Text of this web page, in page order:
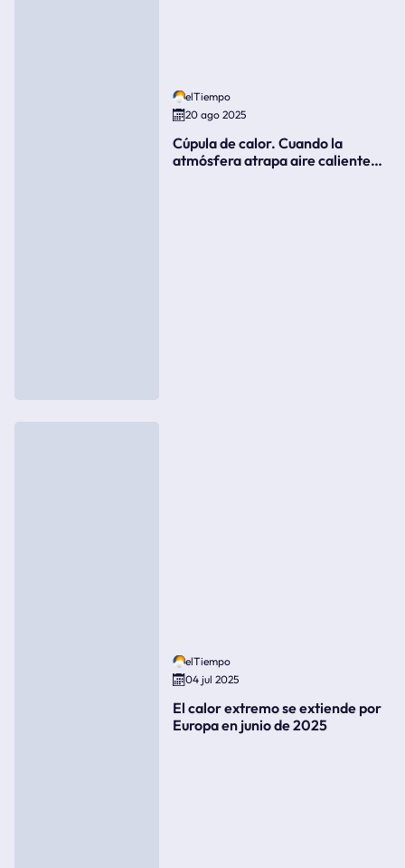
elTiempo
20 ago 2025
Cúpula de calor. Cuando la
atmósfera atrapa aire caliente
elTiempo
04 jul 2025
El calor extremo se extiende por
Europa en junio de 2025